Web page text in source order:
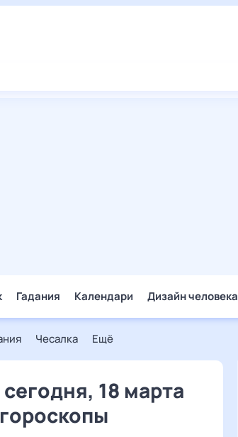
Гадания Календари Дизайн человека
Чесалка Ещё
18 марта